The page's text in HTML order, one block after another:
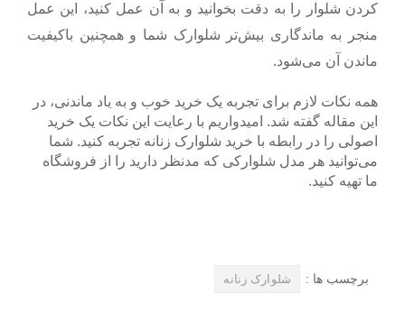
کردن شلوار را به دقت بخوانید و به آن عمل کنید، این عمل
منجر به ماندگاری بیش‌تر شلوارک شما و همچنین با‌کیفیت
ماندن آن می‌شود.
همه نکات لازم برای تجربه یک خرید خوب و به یاد ماندنی، در
این مقاله گفته شد. امیدواریم با رعایت این نکات یک خرید
اصولی را در رابطه با خرید شلوارک زنانه تجربه کنید. شما
می‌توانید هر مدل شلوارکی که مدنظر دارید را از فروشگاه
ما تهیه کنید.
برچسب ها : شلوارک زنانه